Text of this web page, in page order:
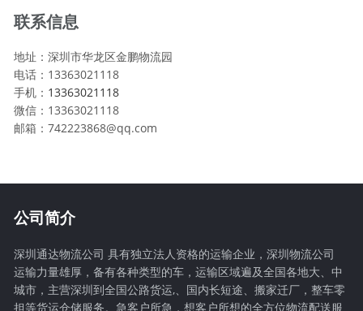
联系信息
地址：深圳市华龙区金鹏物流园
电话：13363021118
手机： 13363021118
微信：13363021118
邮箱：742223868@qq.com
公司简介
深圳通达物流公司 具有独立法人资格的运输企业，深圳物流公司
运输力量雄厚，备有各种类型的车，运输区域遍及全国各地大、中
城市，主营深圳到全国公路货运,、国内长短途、搬家迁厂，整车零
担等货运仓储服务。急客户所急，想客户所想的全方位物流配送服